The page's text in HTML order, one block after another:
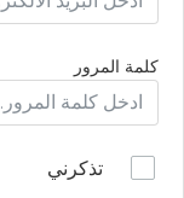
كلمة المرور
تذكرني